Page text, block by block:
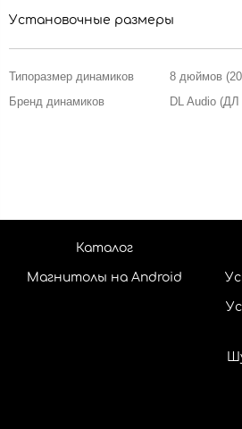
Установочные размеры
Типоразмер динамиков
8 дюймов
Бренд динамиков
DL Audio
Каталог
Магнитолы на Android